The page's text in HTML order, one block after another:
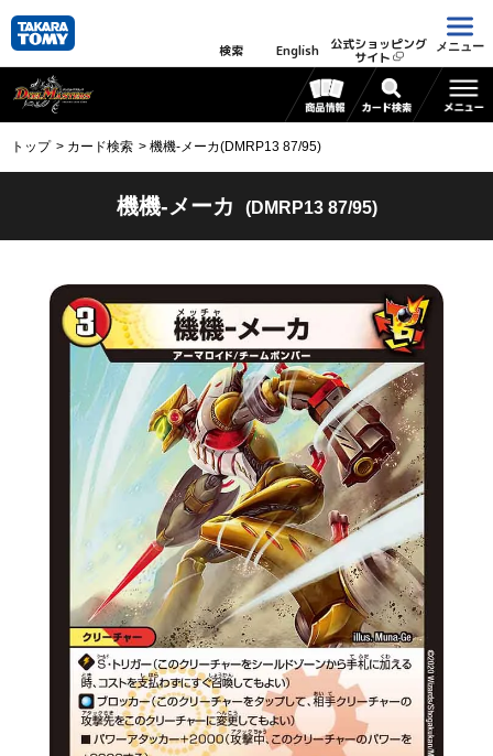
検索 English 公式ショッピング
サイト
メニュー
トップ カード検索 機機-メーカ(DMRP13 87/95)
機機-メーカ (DMRP13 87/95)